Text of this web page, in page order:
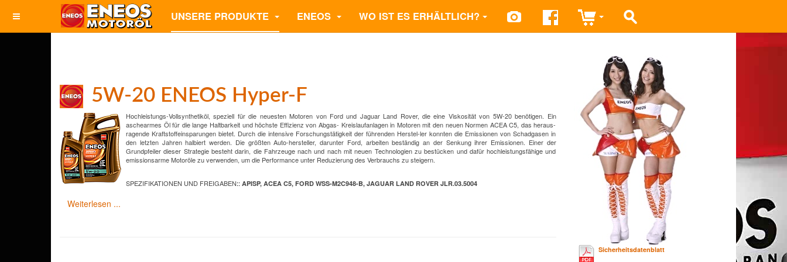
UNSERE PRODUKTE ENEOS WO IST ES ERHÄLTLICH?
5W-20 ENEOS Hyper-F
Hochleistungs-Vollsynthetiköl, speziell für die neuesten Motoren von Ford und Jaguar Land Rover, die eine Viskosität von 5W-20 benötigen. Ein
aschearmes Öl für die lange Haltbarkeit und höchste Effizienz von Abgas- Kreislaufanlagen in Motoren mit den neuen Normen ACEA C5, das heraus-
ragende Kraftstoffeinsparungen bietet. Durch die intensive Forschungstätigkeit der führenden Herstel-ler konnten die Emissionen von Schadgasen in
den letzten Jahren halbiert werden. Die größten Auto-hersteller, darunter Ford, arbeiten beständig an der Senkung ihrer Emissionen. Einer der
Grundpfeiler dieser Strategie besteht darin, die Fahrzeuge nach und nach mit neuen Technologien zu bestücken und dafür hochleistungsfähige und
emissionsarme Motoröle zu verwenden, um die Performance unter Reduzierung des Verbrauchs zu steigern.
SPEZIFIKATIONEN UND FREIGABEN:: APISP, ACEA C5, FORD WSS-M2C948-B, JAGUAR LAND ROVER JLR.03.5004
Weiterlesen ...
Sicherheitsdatenblatt